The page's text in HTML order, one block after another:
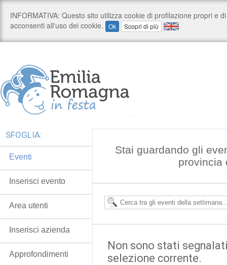
Stai guardando gli
provincia
Non sono stati
selezione corrente.
SFOGLIA:
Eventi
Inserisci evento
Area utenti
Inserisci azienda
Approfondimenti